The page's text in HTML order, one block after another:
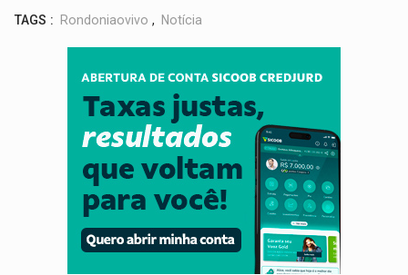
TAGS : Rondoniaovivo , Notícia